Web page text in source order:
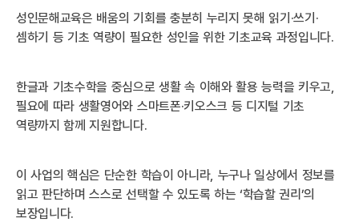
성인문해교육은 배움의 기회를 충분히 누리지 못해 읽기·쓰기·
셈하기 등 기초 역량이 필요한 성인을 위한 기초교육 과정입니다.
한글과 기초수학을 중심으로 생활 속 이해와 활용 능력을 키우고,
필요에 따라 생활영어와 스마트폰·키오스크 등 디지털 기초
역량까지 함께 지원합니다.
이 사업의 핵심은 단순한 학습이 아니라, 누구나 일상에서 정보를
읽고 판단하며 스스로 선택할 수 있도록 하는 ‘학습할 권리’의
보장입니다.